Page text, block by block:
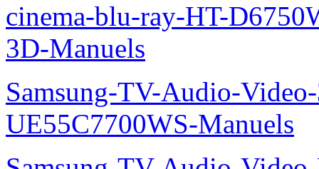
cinema-blu-ray-HT-
3D-Manuels
Samsung-TV-Audio-
UE55C7700WS-Manuels